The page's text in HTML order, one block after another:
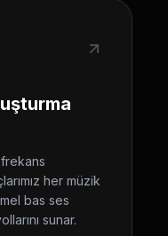
frekans
her müzik
bas ses
sunar.